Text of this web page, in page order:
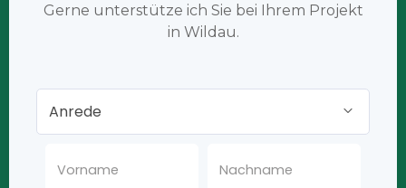
Gerne unterstütze ich Sie bei Ihrem Projekt
in Wildau.